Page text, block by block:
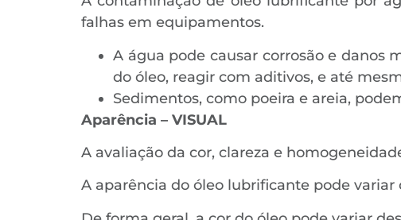
falhas em equipamentos.
A água pode causar corrosão e danos
do óleo, reagir com aditivos, e até
Sedimentos, como poeira e areia,
Aparência – VISUAL
A avaliação da cor, clareza e
A aparência do óleo lubrificante pode